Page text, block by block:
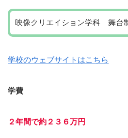
映像クリエイション学科 舞台
学校のウェブサイトはこちら
学費
２年間で約２３６万円